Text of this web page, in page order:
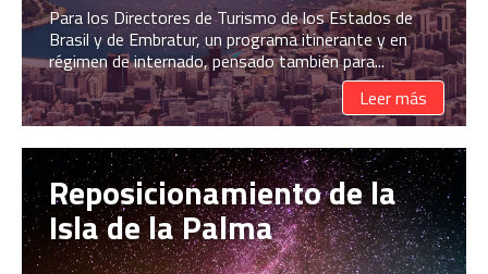
Para los Directores de Turismo de los Estados de
Brasil y de Embratur, un programa itinerante y en
régimen de internado, pensado también para...
Leer más
Reposicionamiento de la
Isla de la Palma